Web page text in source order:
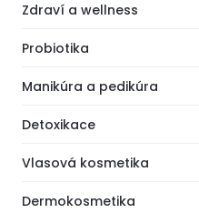
Zdraví a wellness
Probiotika
Manikúra a pedikúra
Detoxikace
Vlasová kosmetika
Dermokosmetika